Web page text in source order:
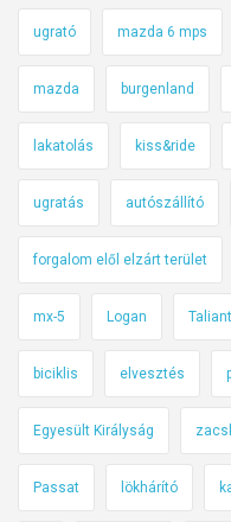
ugrató mazda 6 mps
mazda burgenland
lakatolás kiss&ride
ugratás autószállító
forgalom elől elzárt terület
mx-5 Logan Taliant
biciklis elvesztés
Egyesült Királyság
Passat lökhárító